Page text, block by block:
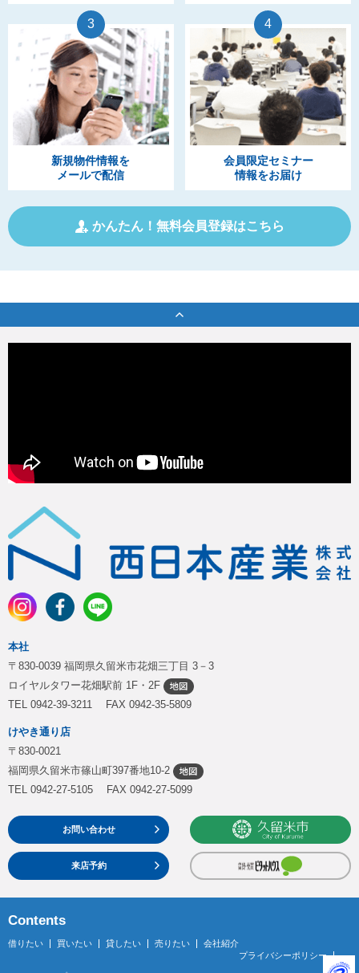
3
新規物件情報を
メールで配信
4
会員限定セミナー
情報をお届け
かんたん！無料会員登録はこちら
本社
〒830-0039 福岡県久留米市花畑三丁目 3－3
ロイヤルタワー花畑駅前 1F・2F
TEL 0942-39-3211 FAX 0942-35-5809
けやき通り店
〒830-0021
福岡県久留米市篠山町397番地10-2
TEL 0942-27-5105 FAX 0942-27-5099
お問い合わせ
来店予約
Contents
借りたい 買いたい 貸したい 売りたい
会社紹介
プライバシーポリシー